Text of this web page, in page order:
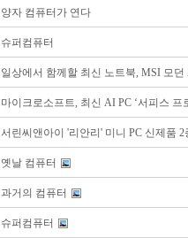
양자 컴퓨터가 연다
슈퍼컴퓨터
일상에서 함께할 최신 노트북, MSI 모
마이크로소프트, 최신 AI PC ‘서피스 프
서린씨앤아이 '리안리' 미니 PC 신제품 2
옛날 컴퓨터
과거의 컴퓨터
슈퍼컴퓨터